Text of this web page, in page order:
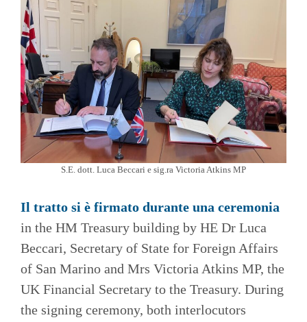
S.E. dott. Luca Beccari e sig.ra Victoria Atkins MP
Il tratto si è firmato durante una ceremonia
in the HM Treasury building by HE Dr Luca
Beccari, Secretary of State for Foreign Affairs
of San Marino and Mrs Victoria Atkins MP, the
UK Financial Secretary to the Treasury. During
the signing ceremony, both interlocutors